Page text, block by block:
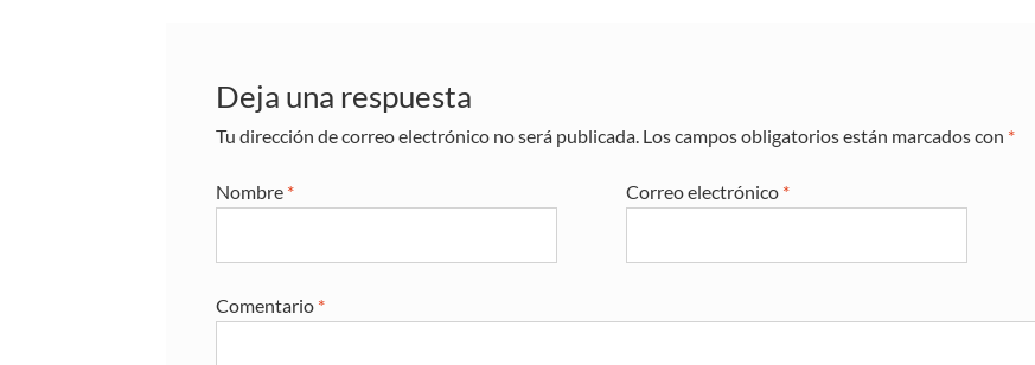
Deja una respuesta
Tu dirección de correo electrónico no será publicada. Los campos obligatorios están marcados con *
Nombre * Correo electrónico *
Comentario *